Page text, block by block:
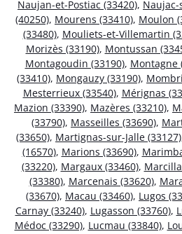
Naujan-et-Postiac (33420),
(40250), Mourens (33410), Moulon
(33480), Mouliets-et-Villemartin
Morizès (33190), Montussan
Montagoudin (33190), Montagne
(33410), Mongauzy (33190),
Mesterrieux (33540), Mérignas
Mazion (33390), Mazères (33210),
(33790), Masseilles (33690),
(33650), Martignas-sur-Jalle (33127)
(16570), Marions (33690),
(33220), Margaux (33460),
(33380), Marcenais (33620),
(33670), Macau (33460), Lugos
Carnay (33240), Lugasson (33760),
Médoc (33290), Lucmau (33840),